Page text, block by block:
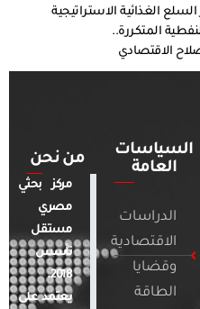
الغذائية الاستراتيجية
المتكررة..
السياسات
العامة
الدراسات
الاقتصادية
وقضايا
الطاقة
من نحن
مركز بحثي
مصري
مستقل
تأسس
2018.
يعتمد على